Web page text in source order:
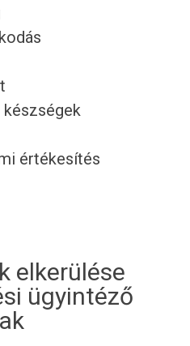
értékesítés
elkerülése
ügyintéző